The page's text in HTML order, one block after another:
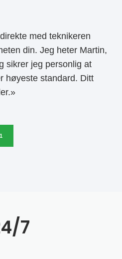
med teknikeren
din. Jeg heter Martin,
sikrer jeg personlig at
høyeste standard. Ditt
7